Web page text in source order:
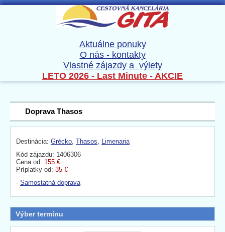
Aktuálne ponuky
O nás - kontakty
Vlastné zájazdy a výlety
LETO 2026 - Last Minute - AKCIE
Doprava Thasos
Destinácia: Grécko, Thasos, Limenaria
Kód zájazdu: 1406306
Cena od: 155 €
Príplatky od: 35 €
- Samostatná doprava
Výber termínu